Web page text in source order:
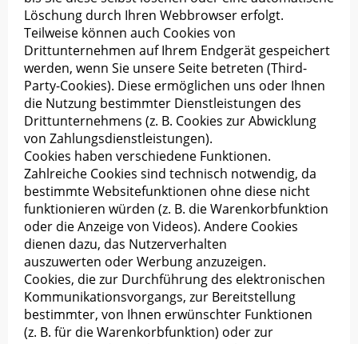
Löschung durch Ihren Webbrowser erfolgt.
Teilweise können auch Cookies von
Drittunternehmen auf Ihrem Endgerät gespeichert
werden, wenn Sie unsere Seite betreten (Third-
Party-Cookies). Diese ermöglichen uns oder Ihnen
die Nutzung bestimmter Dienstleistungen des
Drittunternehmens (z. B. Cookies zur Abwicklung
von Zahlungsdienstleistungen).
Cookies haben verschiedene Funktionen.
Zahlreiche Cookies sind technisch notwendig, da
bestimmte Websitefunktionen ohne diese nicht
funktionieren würden (z. B. die Warenkorbfunktion
oder die Anzeige von Videos). Andere Cookies
dienen dazu, das Nutzerverhalten
auszuwerten oder Werbung anzuzeigen.
Cookies, die zur Durchführung des elektronischen
Kommunikationsvorgangs, zur Bereitstellung
bestimmter, von Ihnen erwünschter Funktionen
(z. B. für die Warenkorbfunktion) oder zur